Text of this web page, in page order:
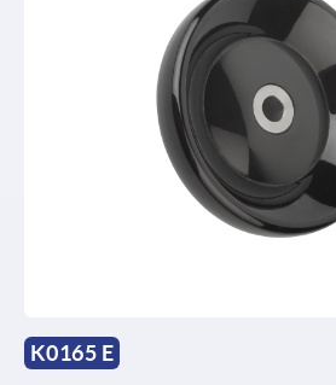
K0165 E